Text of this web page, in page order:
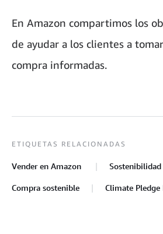
En Amazon compartimos los
de ayudar a los clientes a
compra informadas.
ETIQUETAS RELACIONADAS
Vender en Amazon Sostenibilidad
Compra sostenible Climate Pledge